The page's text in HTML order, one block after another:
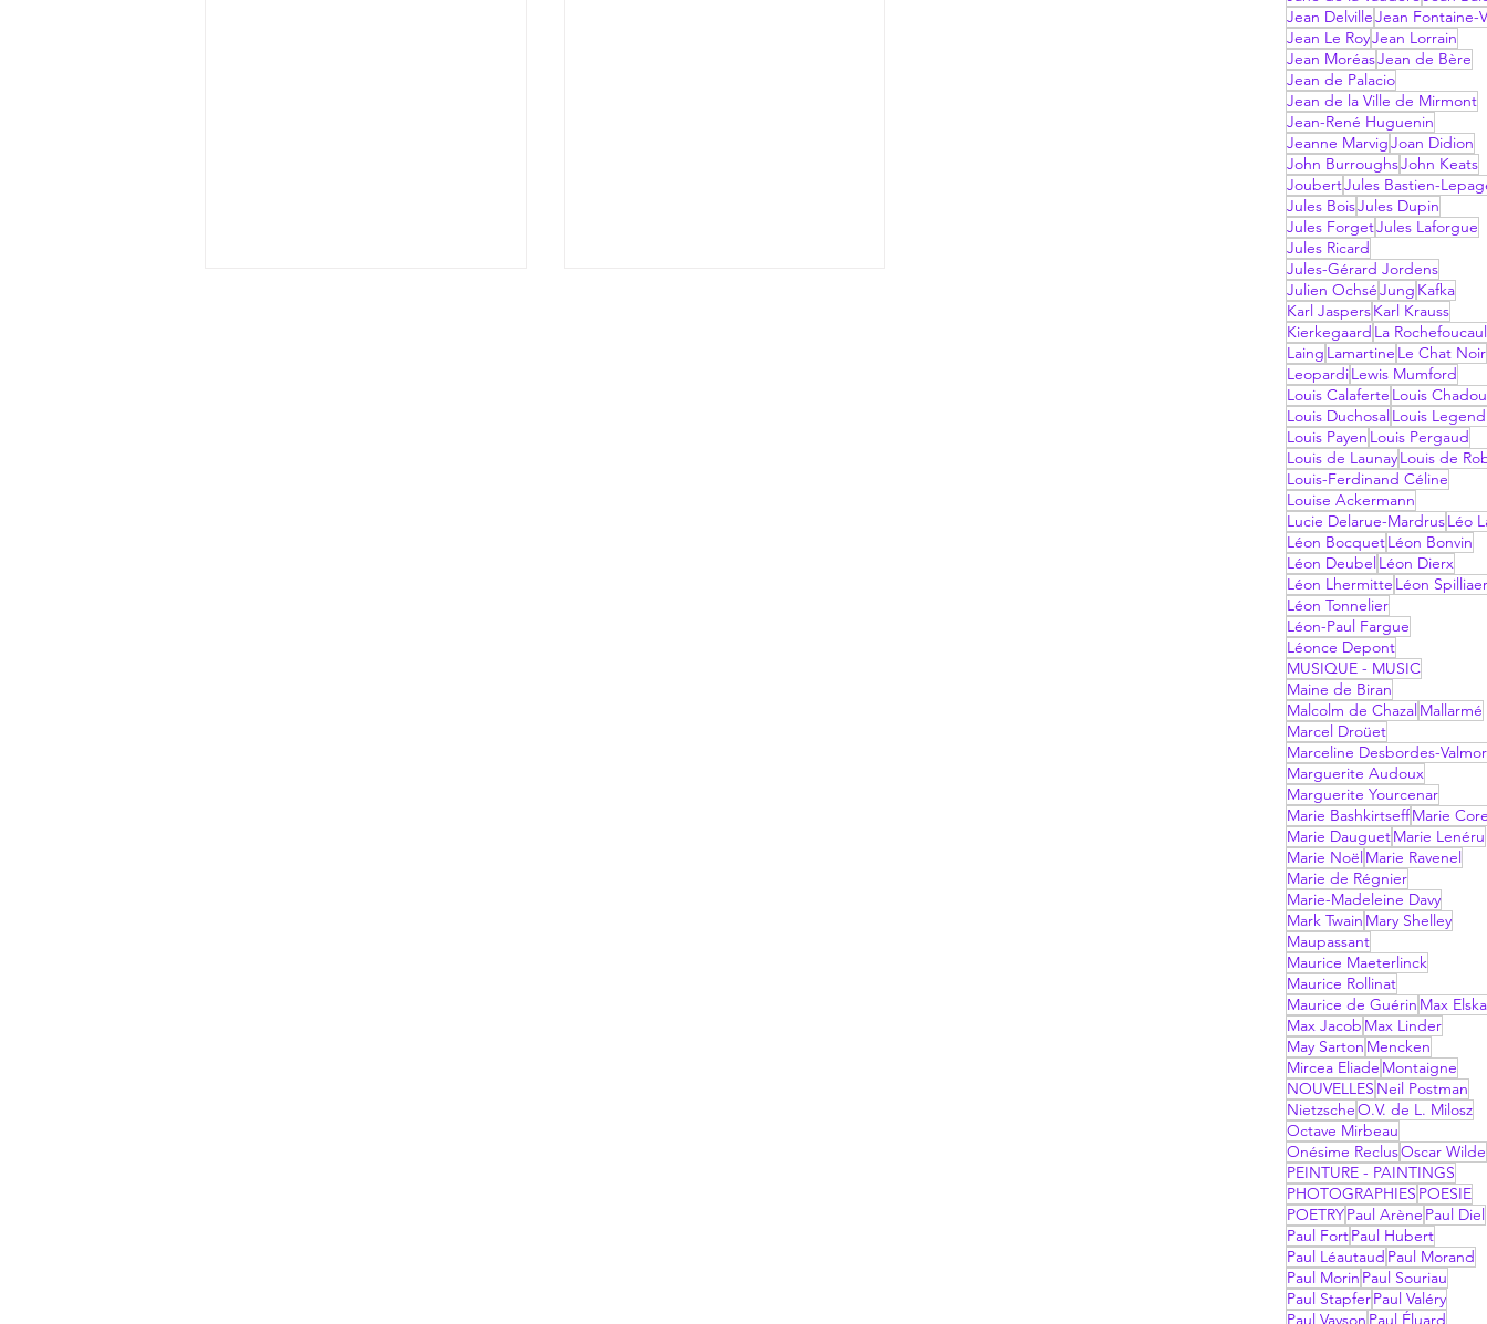
Jean DelvilleJean Fontaine-
Jean Le RoyJean Lorrain
Jean MoréasJean de Bère
Jean de Palacio
Jean de la Ville de Mirmont
Jean-René Huguenin
Jeanne MarvigJoan Didion
John BurroughsJohn Keats
JoubertJules Bastien-
Jules BoisJules Dupin
Jules ForgetJules Laforgue
Jules Ricard
Jules-Gérard Jordens
Julien OchséJung Kafka
Karl JaspersKarl Krauss
Kierkegaard La
Laing Lamartine Le Chat Noir
LeopardiLewis Mumford
Louis Calaferte Louis
Louis Duchosal Louis
Louis Payen Louis Pergaud
Louis de LaunayLouis de
Louis-Ferdinand Céline
Louise Ackermann
Lucie Delarue-MardrusLéo
Léon BocquetLéon Bonvin
Léon Deubel Léon Dierx
Léon Lhermitte Léon
Léon Tonnelier
Léon-Paul Fargue
Léonce Depont
MUSIQUE - MUSIC
Maine de Biran
Malcolm de Chazal Mallarmé
Marcel Droüet
Marceline Desbordes-
Marguerite Audoux
Marguerite Yourcenar
Marie BashkirtseffMarie
Marie DauguetMarie Lenéru
Marie Noël Marie Ravenel
Marie de Régnier
Marie-Madeleine Davy
Mark Twain Mary Shelley
Maupassant
Maurice Maeterlinck
Maurice Rollinat
Maurice de Guérin Max
Max Jacob Max Linder
May Sarton Mencken
Mircea Eliade Montaigne
NOUVELLES Neil Postman
NietzscheO.V. de L. Milosz
Octave Mirbeau
Onésime ReclusOscar Wilde
PEINTURE - PAINTINGS
PHOTOGRAPHIES POESIE
POETRYPaul Arène Paul Diel
Paul FortPaul Hubert
Paul Léautaud Paul Morand
Paul Morin Paul Souriau
Paul StapferPaul Valéry